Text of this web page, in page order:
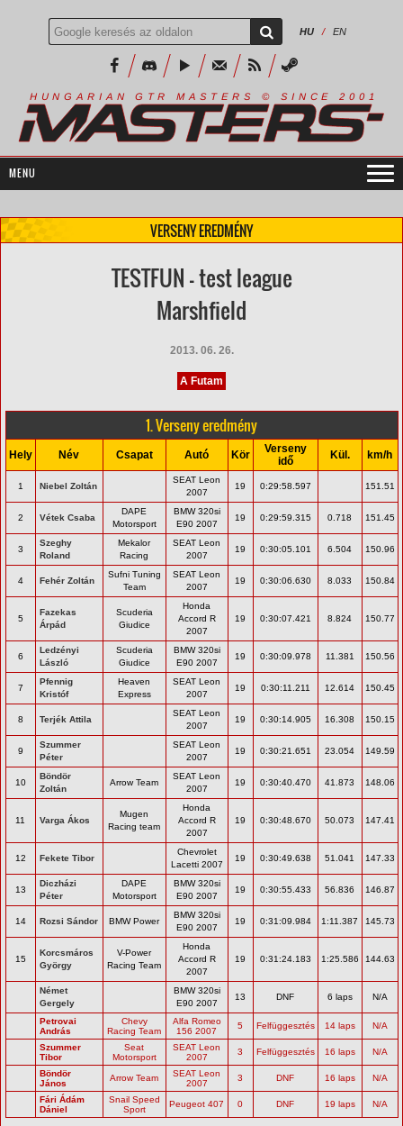
HU / EN
H U N G A R I A N G T R M A S T E R S © S I N C E 2 0 0 1
VERSENY EREDMÉNY
TESTFUN - test league
Marshfield
2013. 06. 26.
A Futam
1. Verseny eredmény
Hely Név Csapat Autó Kör
Verseny
idő
Kül. km/h
1 Niebel Zoltán
SEAT Leon
2007
19 0:29:58.597 151.51
2 Vétek Csaba
DAPE
Motorsport
BMW 320si
E90 2007
19 0:29:59.315 0.718 151.45
3
Szeghy
Roland
Mekalor
Racing
SEAT Leon
2007
19 0:30:05.101 6.504 150.96
4 Fehér Zoltán
Sufni Tuning
Team
SEAT Leon
2007
19 0:30:06.630 8.033 150.84
5
Fazekas
Árpád
Scuderia
Giudice
Honda
Accord R
2007
19 0:30:07.421 8.824 150.77
6
Ledzényi
László
Scuderia
Giudice
BMW 320si
E90 2007
19 0:30:09.978 11.381 150.56
7
Pfennig
Kristóf
Heaven
Express
SEAT Leon
2007
19 0:30:11.211 12.614 150.45
8 Terjék Attila
SEAT Leon
2007
19 0:30:14.905 16.308 150.15
9
Szummer
Péter
SEAT Leon
2007
19 0:30:21.651 23.054 149.59
10
Böndör
Zoltán
Arrow Team
SEAT Leon
2007
19 0:30:40.470 41.873 148.06
11 Varga Ákos
Mugen
Racing team
Honda
Accord R
2007
19 0:30:48.670 50.073 147.41
12 Fekete Tibor
Chevrolet
Lacetti 2007
19 0:30:49.638 51.041 147.33
13
Diczházi
Péter
DAPE
Motorsport
BMW 320si
E90 2007
19 0:30:55.433 56.836 146.87
14 Rozsi Sándor BMW Power
BMW 320si
E90 2007
19 0:31:09.984 1:11.387 145.73
15
Korcsmáros
György
V-Power
Racing Team
Honda
Accord R
2007
19 0:31:24.183 1:25.586 144.63
Német
Gergely
BMW 320si
E90 2007
13 DNF 6 laps N/A
Petrovai
András
Chevy
Racing Team
Alfa Romeo
156 2007
5 Felfüggesztés 14 laps N/A
Szummer
Tibor
Seat
Motorsport
SEAT Leon
2007
3 Felfüggesztés 16 laps N/A
Böndör
János
Arrow Team
SEAT Leon
2007
3 DNF 16 laps N/A
Fári Ádám
Dániel
Snail Speed
Sport
Peugeot 407 0 DNF 19 laps N/A